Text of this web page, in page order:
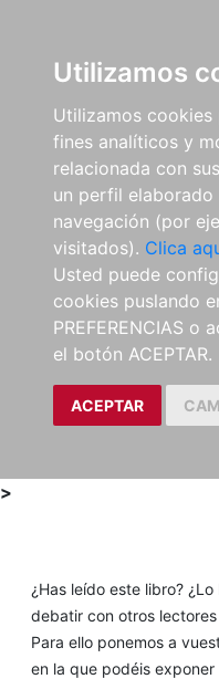
Utilizamos
Utilizamos
fines analíticos y
relacionada con
un perfil
navegación (por
visitados). Clica
Usted puede
cookies puslando
PREFERENCIAS o
el botón ACEPTAR.
ACEPTAR
>
¿Has leído este libro?
debatir con otros
Para ello ponemos a
en la que podéis